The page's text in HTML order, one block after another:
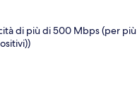
di più di 500 Mbps (per più